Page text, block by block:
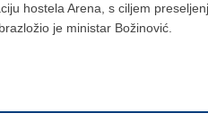
hostela Arena, s ciljem
je ministar Božinović.